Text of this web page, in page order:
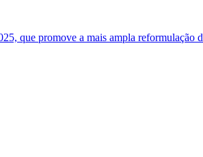
que promove a mais ampla reformulação